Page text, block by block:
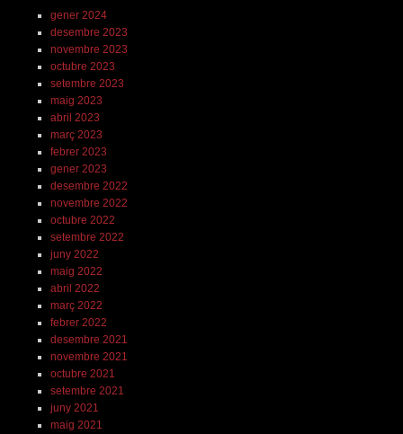
gener 2024
desembre 2023
novembre 2023
octubre 2023
setembre 2023
maig 2023
abril 2023
març 2023
febrer 2023
gener 2023
desembre 2022
novembre 2022
octubre 2022
setembre 2022
juny 2022
maig 2022
abril 2022
març 2022
febrer 2022
desembre 2021
novembre 2021
octubre 2021
setembre 2021
juny 2021
maig 2021